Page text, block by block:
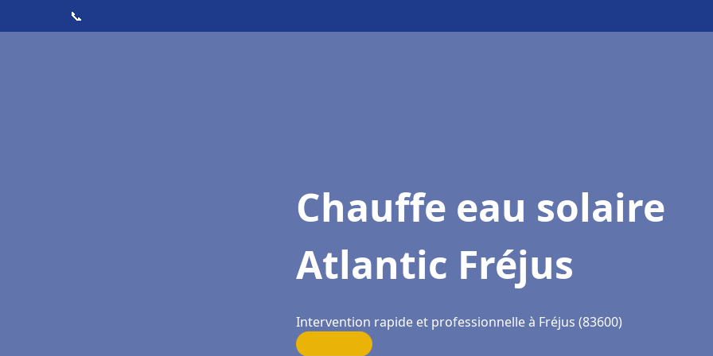
📞
Chauffe eau solaire
Atlantic Fréjus
Intervention rapide et professionnelle à Fréjus (83600)